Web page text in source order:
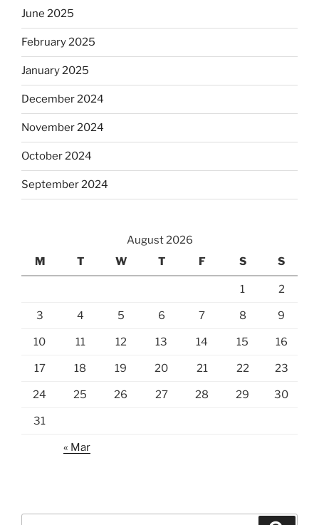
June 2025
February 2025
January 2025
December 2024
November 2024
October 2024
September 2024
August 2026
M
T W T F S S
1 2
3 4 5 6 7 8 9
10 11 12 13 14 15 16
17 18 19 20 21 22 23
24 25 26 27 28 29 30
31
« Mar